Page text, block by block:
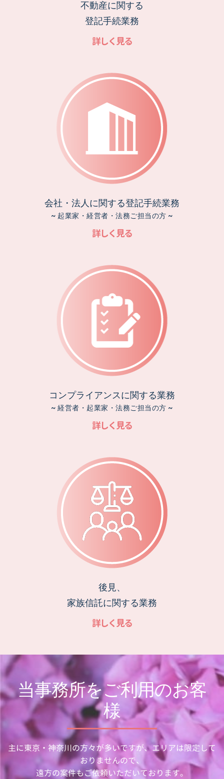
不動産に関する
登記手続業務
詳しく見る
会社・法人に関する登記手続業務
~ 起業家・経営者・法務ご担当の方 ~
詳しく見る
コンプライアンスに関する業務
~ 経営者・起業家・法務ご担当の方 ~
詳しく見る
後見、
家族信託に関する業務
詳しく見る
当事務所をご利用のお客
様
主に東京・神奈川の方々が多いですが、エリアは限定して
おりませんので、
遠方の案件もご依頼いただいております。